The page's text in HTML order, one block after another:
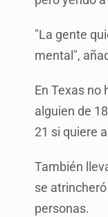
"La gente
mental",
En Texas
alguien de
21 si quiere
También
se
personas.